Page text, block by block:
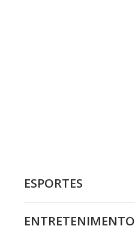
ESPORTES
ENTRETENIMENTO